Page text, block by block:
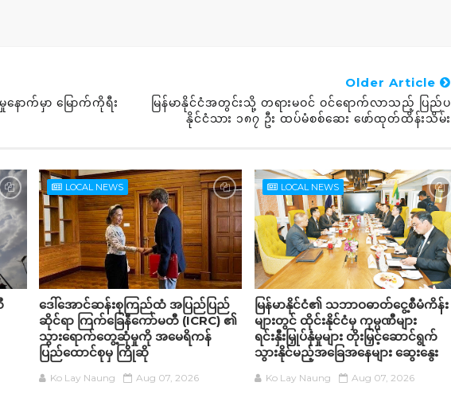
ာက်မှာ မြောက်ကိုရီး
Older Article
မြန်မာနိုင်ငံအတွင်းသို့ တရားမဝင် ဝင်ရောက်လာသည့် ပြည်ပ
နိုင်ငံသား ၁၈၇ ဦး ထပ်မံစစ်ဆေး ဖော်ထုတ်ထိန်းသိမ်း
LOCAL NEWS
ဒေါ်အောင်ဆန်းစုကြည်ထံ အပြည်ပြည်
ဆိုင်ရာ ကြက်ခြေနီကော်မတီ (ICRC) ၏
သွားရောက်တွေ့ဆုံမှုကို အမေရိကန်
ပြည်ထောင်စုမှ ကြိုဆို
Ko Lay Naung Aug 07, 2026
LOCAL NEWS
မြန်မာနိုင်ငံ၏ သဘာဝဓာတ်ငွေ့စီမံကိန်း
များတွင် ထိုင်းနိုင်ငံမှ ကုမ္ပဏီများ
ရင်းနှီးမြှုပ်နှံမှုများ တိုးမြှင့်ဆောင်ရွက်
သွားနိုင်မည့်အခြေအနေများ ဆွေးနွေး
Ko Lay Naung Aug 07, 2026